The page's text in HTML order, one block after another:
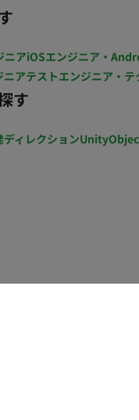
だけでなく、分析結
ョンをとり、経営課
ニアiOSエンジニア・
ニアテストエンジニア・
す
ディレクションUnity